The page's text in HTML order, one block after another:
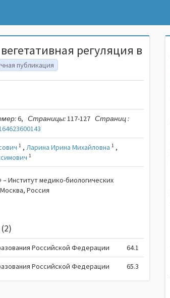
регуляция в
публикация
6, Страницы:117-127 Страниц :
1 ,Ларина Ирина Михайловна 1 ,
1
Институт медико-биологических
Россия
Российской Федерации 64.1
Российской Федерации 65.3